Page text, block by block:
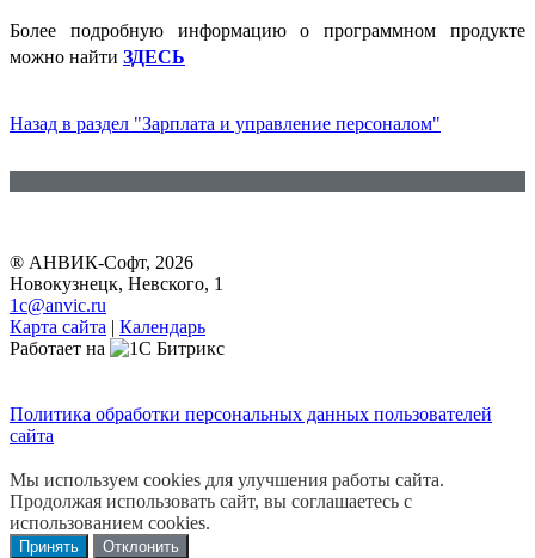
Более подробную информацию о программном продукте
можно найти ЗДЕСЬ
Назад в раздел "Зарплата и управление персоналом"
® АНВИК-Софт, 2026
Новокузнецк, Невского, 1
1c@anvic.ru
Карта сайта | Календарь
Работает на
Политика обработки персональных данных пользователей
сайта
Мы используем cookies для улучшения работы сайта.
Продолжая использовать сайт, вы соглашаетесь с
использованием cookies.
Принять Отклонить